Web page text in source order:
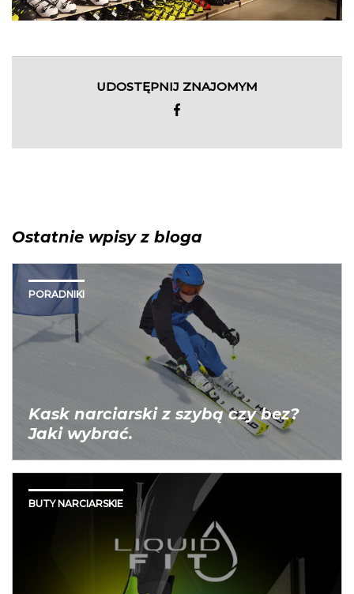
UDOSTĘPNIJ ZNAJOMYM
Ostatnie wpisy z bloga
PORADNIKI
Kask narciarski z szybą czy bez?
Jaki wybrać.
BUTY NARCIARSKIE